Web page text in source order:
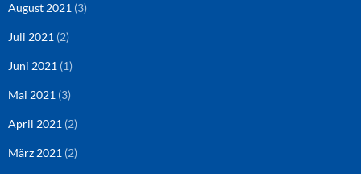
August 2021 (3)
Juli 2021 (2)
Juni 2021 (1)
Mai 2021 (3)
April 2021 (2)
März 2021 (2)